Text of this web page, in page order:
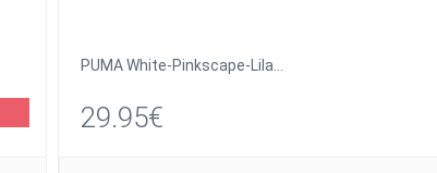
PUMA White-Pinkscape-Lila...
29.95€